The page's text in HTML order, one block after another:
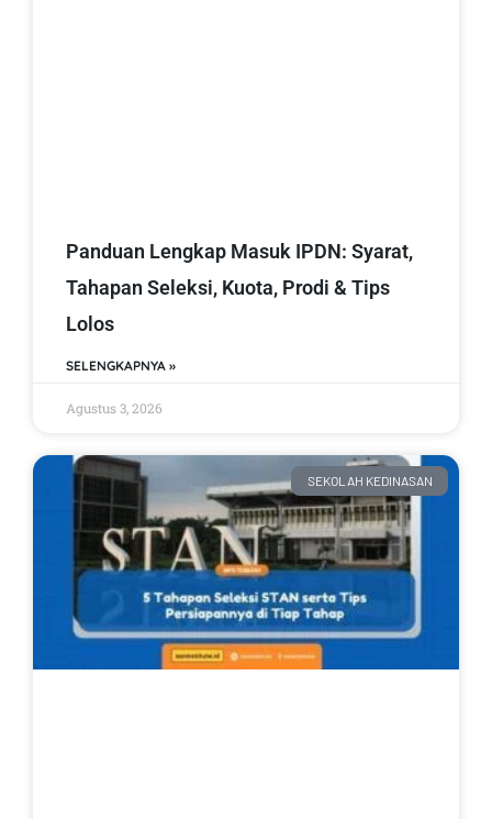
Panduan Lengkap Masuk IPDN: Syarat,
Tahapan Seleksi, Kuota, Prodi & Tips
Lolos
SELENGKAPNYA »
Agustus 3, 2026
SEKOLAH KEDINASAN